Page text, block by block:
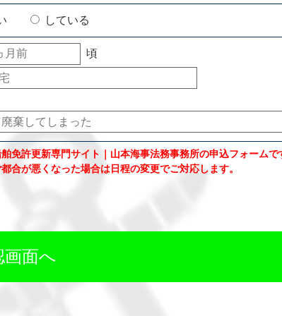
している
頃
免許更新専門サイト｜山本海事法務事務所の申込フォームで
合が悪くなった場合は日程の変更でご対応します。